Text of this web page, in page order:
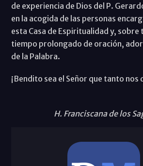
de experiencia de Dios del P.
en la acogida de las personas
esta Casa de Espiritualidad y, sobre
tiempo prolongado de oración,
de la Palabra.
¡Bendito sea el Señor que tanto nos
H. Franciscana de los